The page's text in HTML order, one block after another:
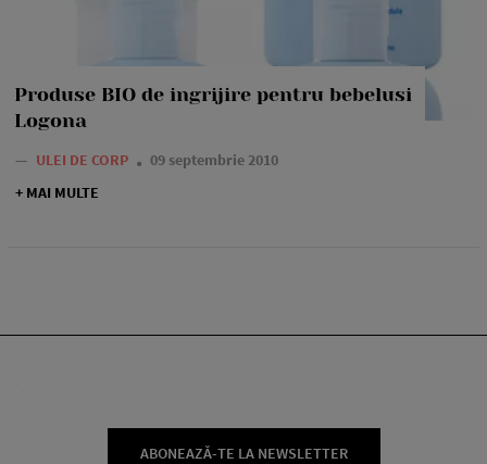
Produse BIO de ingrijire pentru bebelusi
Logona
— ULEI DE CORP
09 septembrie 2010
+ MAI MULTE
ABONEAZĂ-TE LA NEWSLETTER